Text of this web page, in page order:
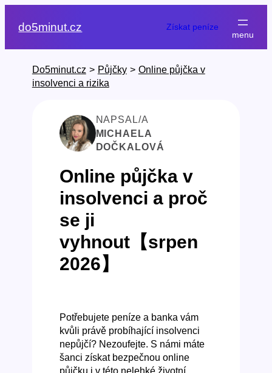
do5minut.cz Získat peníze
Do5minut.cz > Půjčky > Online půjčka v
insolvenci a rizika
NAPSAL/A
MICHAELA
DOČKALOVÁ
Online půjčka v
insolvenci a proč
se ji
vyhnout【srpen
2026】
Potřebujete peníze a banka vám
kvůli právě probíhající insolvenci
nepůjčí? Nezoufejte. S námi máte
šanci získat bezpečnou online
půjčku i v této nelehké životní